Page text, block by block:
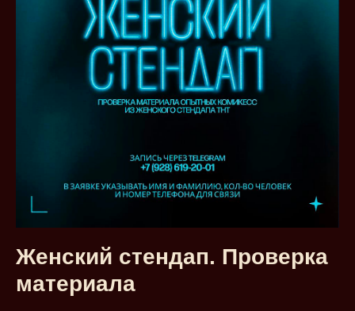
Женский стендап. Проверка
материала